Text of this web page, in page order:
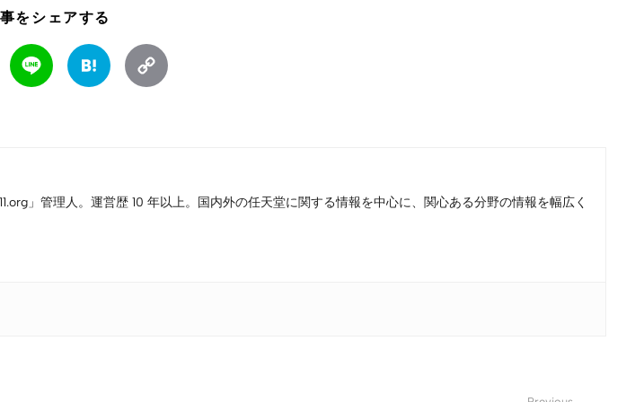
をシェアする
Facebook Line Hatena
」管理人。運営歴 10 年以上。国内外の任天堂に関する情報を中心に、関心ある分野の情報を幅広く